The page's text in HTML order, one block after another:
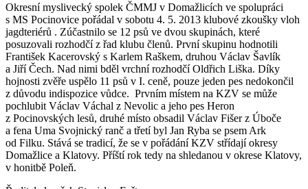
Okresní myslivecký spolek ČMMJ v Domažlicích ve spolupráci
s MS Pocinovice pořádal v sobotu 4. 5. 2013 klubové zkoušky vloh
jagdteriérů . Zúčastnilo se 12 psů ve dvou skupinách, které
posuzovali rozhodčí z řad klubu členů. První skupinu hodnotili
František Kacerovský s Karlem Raškem, druhou Václav Šavlík
a Jiří Čech. Nad nimi bděl vrchní rozhodčí Oldřich Liška. Díky
hojnosti zvěře uspělo 11 psů v I. ceně, pouze jeden pes nedokončil
z důvodu indispozice vůdce. Prvním místem na KZV se může
pochlubit Václav Váchal z Nevolic a jeho pes Heron
z Pocinovských lesů, druhé místo obsadil Václav Fišer z Úboče
a fena Uma Svojnický ranč a třetí byl Jan Ryba se psem Ark
od Filku. Stává se tradicí, že se v pořádání KZV střídají okresy
Domažlice a Klatovy. Příští rok tedy na shledanou v okrese Klatovy,
v honitbě Poleň.